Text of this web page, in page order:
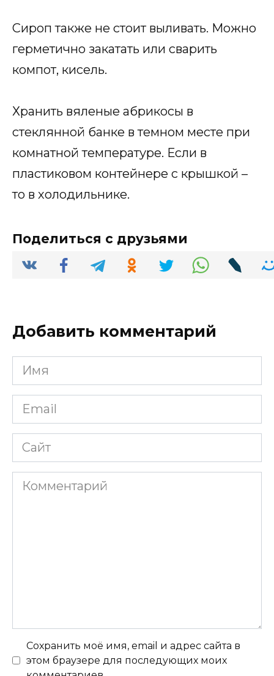
Сироп также не стоит выливать. Можно
герметично закатать или сварить
компот, кисель.
Хранить вяленые абрикосы в
стеклянной банке в темном месте при
комнатной температуре. Если в
пластиковом контейнере с крышкой –
то в холодильнике.
Поделиться с друзьями
Добавить комментарий
Имя
*
Email
*
Сайт
Комментарий
Сохранить моё имя, email и адрес сайта в
этом браузере для последующих моих